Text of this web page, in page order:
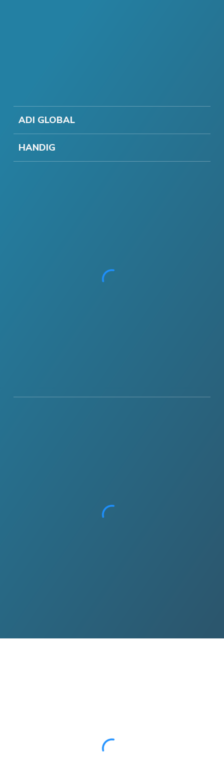
ADI GLOBAL
HANDIG